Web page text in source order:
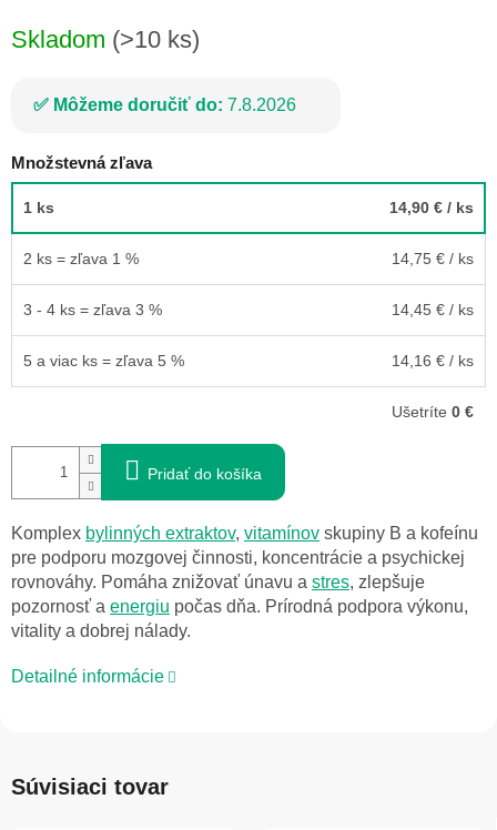
Skladom (>10 ks)
Môžeme doručiť do: 7.8.2026
Množstevná zľava
1 ks 14,90 € / ks
2 ks = zľava 1 % 14,75 € / ks
3 - 4 ks = zľava 3 % 14,45 € / ks
5 a viac ks = zľava 5 % 14,16 € / ks
Ušetríte 0 €
Pridať do košíka
Komplex bylinných extraktov, vitamínov skupiny B a kofeínu
pre podporu mozgovej činnosti, koncentrácie a psychickej
rovnováhy. Pomáha znižovať únavu a stres, zlepšuje
pozornosť a energiu počas dňa. Prírodná podpora výkonu,
vitality a dobrej nálady.
Detailné informácie
Súvisiaci tovar